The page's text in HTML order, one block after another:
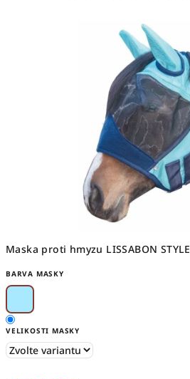
Maska proti hmyzu LISSABON STYLE
BARVA MASKY
VELIKOSTI MASKY
hvězdiček.